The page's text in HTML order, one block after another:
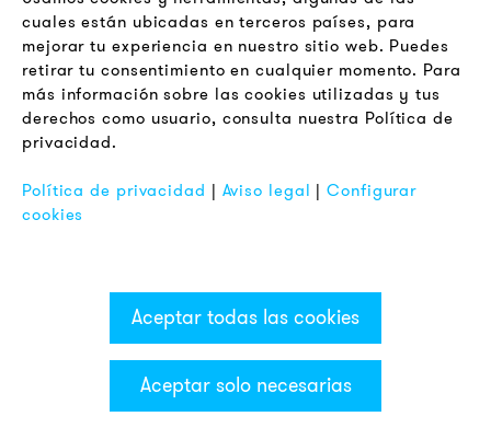
Categorías & Filter
LEGAL
Terminos y Condiciones Generales
Aviso de Privacidad
Pie de Imprenta
cuales están ubicadas en terceros países, para
mejorar tu experiencia en nuestro sitio web. Puedes
retirar tu consentimiento en cualquier momento. Para
más información sobre las cookies utilizadas y tus
derechos como usuario, consulta nuestra Política de
privacidad.
Política de privacidad | Aviso legal |Configurar
cookies
Aceptar todas las cookies
Aceptar solo necesarias